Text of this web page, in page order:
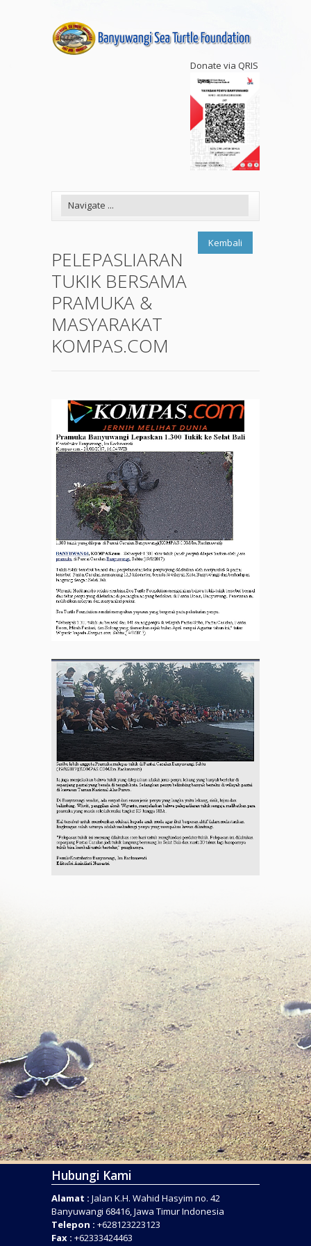
Donate via QRIS
Kembali
PELEPASLIARAN
TUKIK BERSAMA
PRAMUKA &
MASYARAKAT
KOMPAS.COM
Hubungi Kami
Alamat : Jalan K.H. Wahid Hasyim no. 42
Banyuwangi 68416, Jawa Timur Indonesia
Telepon : +628123223123
Fax : +62333424463